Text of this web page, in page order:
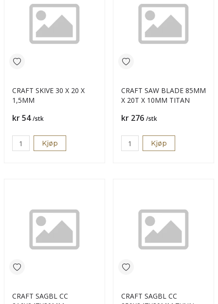
CRAFT SKIVE 30 X 20 X
1,5MM
Pris
kr 54 /stk
Kjøp
CRAFT SAW BLADE 85MM
X 20T X 10MM TITAN
Pris
kr 276 /stk
Kjøp
CRAFT SAGBL CC
CRAFT SAGBL CC